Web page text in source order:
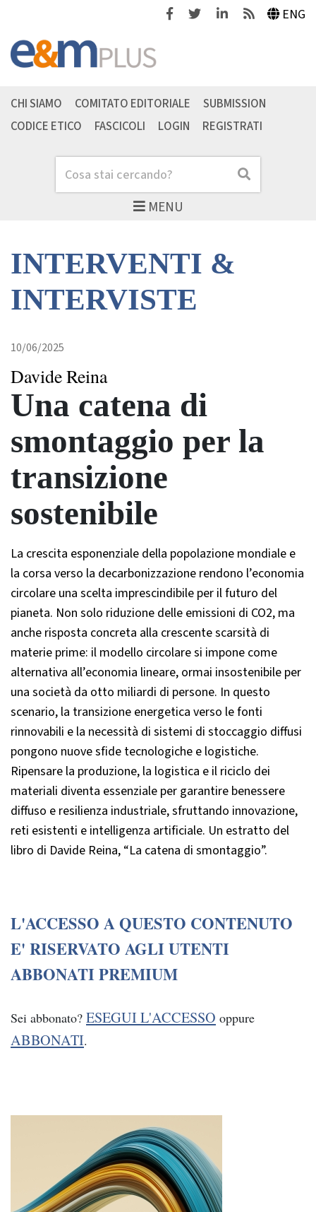
FacebookTwitterLinkedinFeeds ENG
MENU
Cerca Cerca
CHI SIAMO COMITATO EDITORIALE
SUBMISSION
CODICE ETICO
FASCICOLI LOGIN REGISTRATI
INTERVENTI &
INTERVISTE
10/06/2025
Davide Reina
Una catena di
smontaggio per la
transizione
sostenibile
La crescita esponenziale della popolazione mondiale e
la corsa verso la decarbonizzazione rendono l’economia
circolare una scelta imprescindibile per il futuro del
pianeta. Non solo riduzione delle emissioni di CO2, ma
anche risposta concreta alla crescente scarsità di
materie prime: il modello circolare si impone come
alternativa all’economia lineare, ormai insostenibile per
una società da otto miliardi di persone. In questo
scenario, la transizione energetica verso le fonti
rinnovabili e la necessità di sistemi di stoccaggio diffusi
pongono nuove sfide tecnologiche e logistiche.
Ripensare la produzione, la logistica e il riciclo dei
materiali diventa essenziale per garantire benessere
diffuso e resilienza industriale, sfruttando innovazione,
reti esistenti e intelligenza artificiale. Un estratto del
libro di Davide Reina, “La catena di smontaggio”.
L'ACCESSO A QUESTO CONTENUTO
E' RISERVATO AGLI UTENTI
ABBONATI PREMIUM
Sei abbonato? ESEGUI L'ACCESSO oppure
ABBONATI.